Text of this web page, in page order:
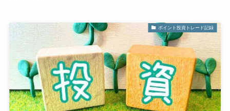
ポイント投資トレード記録